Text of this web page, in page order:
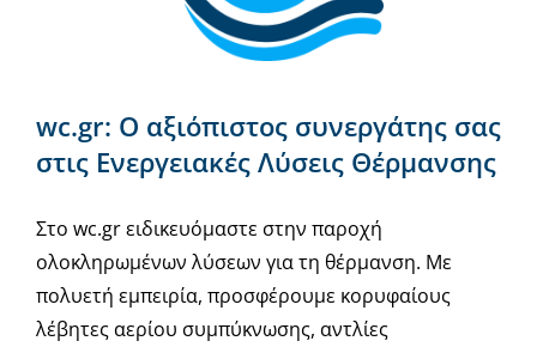
wc.gr: Ο αξιόπιστος συνεργάτης σας
στις Ενεργειακές Λύσεις Θέρμανσης
Στο wc.gr ειδικευόμαστε στην παροχή
ολοκληρωμένων λύσεων για τη θέρμανση. Με
πολυετή εμπειρία, προσφέρουμε κορυφαίους
λέβητες αερίου συμπύκνωσης, αντλίες